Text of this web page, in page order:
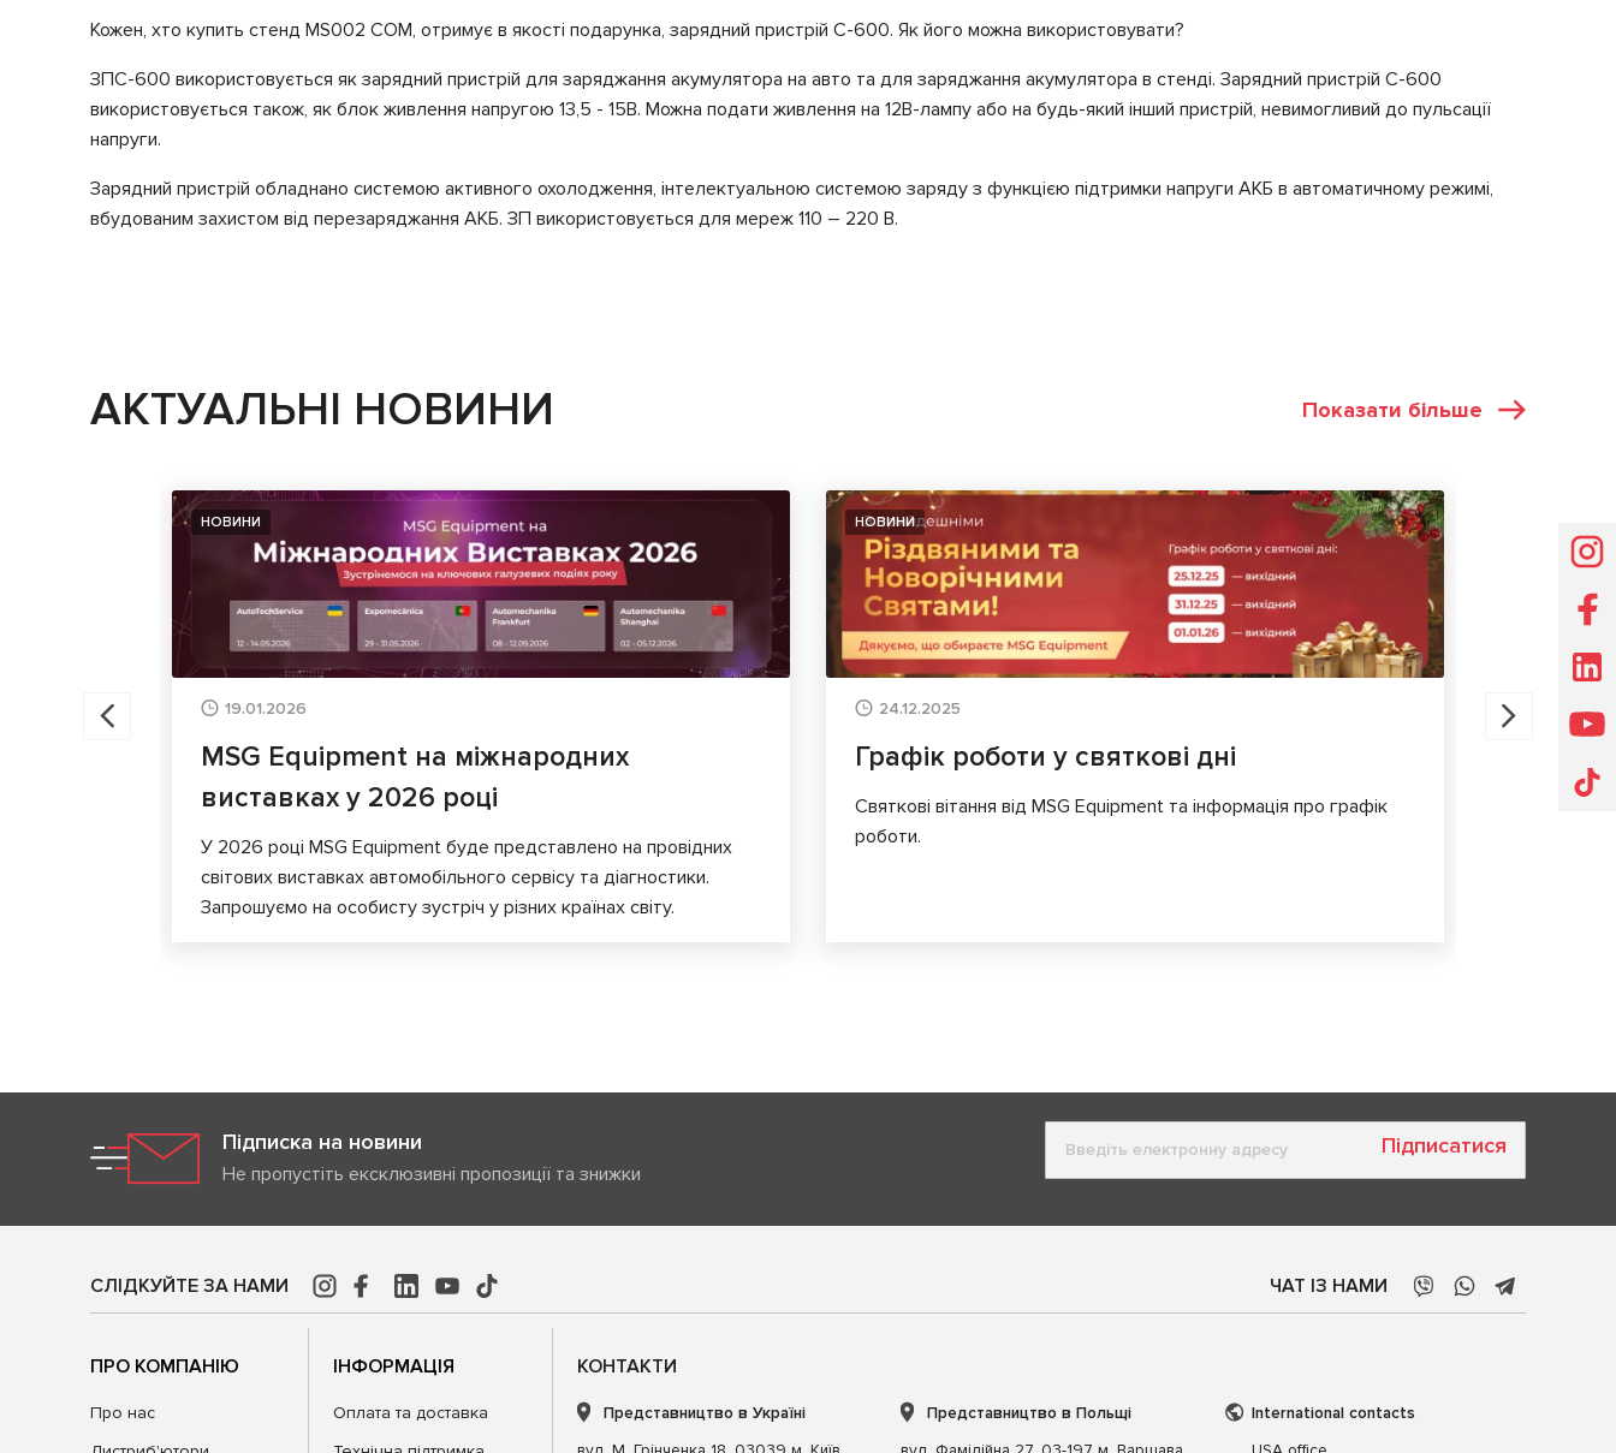
Кожен, хто купить стенд MS002 COM, отримує в якості подарунка, зарядний пристрій С-600. Як його можна використовувати?
ЗПС-600 використовується як зарядний пристрій для заряджання акумулятора на авто та для заряджання акумулятора в стенді. Зарядний пристрій С-600
використовується також, як блок живлення напругою 13,5 - 15В. Можна подати живлення на 12В-лампу або на будь-який інший пристрій, невимогливий до пульсації
напруги.
Зарядний пристрій обладнано системою активного охолодження, інтелектуальною системою заряду з функцією підтримки напруги АКБ в автоматичному режимі,
вбудованим захистом від перезаряджання АКБ. ЗП використовується для мереж 110 – 220 В.
АКТУАЛЬНІ НОВИНИ Показати більше
НОВИНИ
19.01.2026
MSG Equipment на міжнародних
виставках у 2026 році
У 2026 році MSG Equipment буде представлено на провідних
світових виставках автомобільного сервісу та діагностики.
Запрошуємо на особисту зустріч у різних країнах світу.
НОВИНИ
24.12.2025
Графік роботи у святкові дні
Святкові вітання від MSG Equipment та інформація про графік
роботи.
для
Підписка на новини
Не пропустіть ексклюзивні пропозиції та знижки
Підписатися
СЛІДКУЙТЕ ЗА НАМИ ЧАТ ІЗ НАМИ
ПРО КОМПАНІЮ
Про нас
ІНФОРМАЦІЯ
Оплата та доставка
КОНТАКТИ
Представництво в Україні
Представництво в Польщі
International contacts